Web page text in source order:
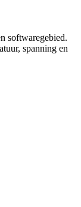
softwaregebied.
spanning en